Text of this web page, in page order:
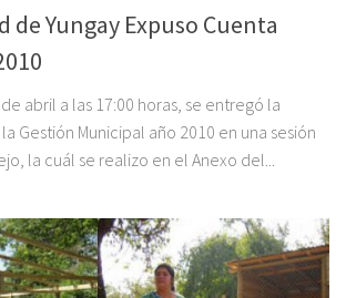
de Yungay Expuso Cuenta
abril a las 17:00 horas, se entregó la
Gestión Municipal año 2010 en una sesión
la cuál se realizo en el Anexo del...